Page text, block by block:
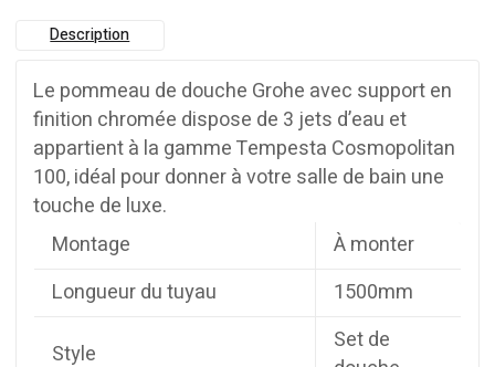
Description
Le pommeau de douche Grohe avec support en
finition chromée dispose de 3 jets d’eau et
appartient à la gamme Tempesta Cosmopolitan
100, idéal pour donner à votre salle de bain une
touche de luxe.
Montage
À monter
Longueur du tuyau
1500mm
Style
Set de